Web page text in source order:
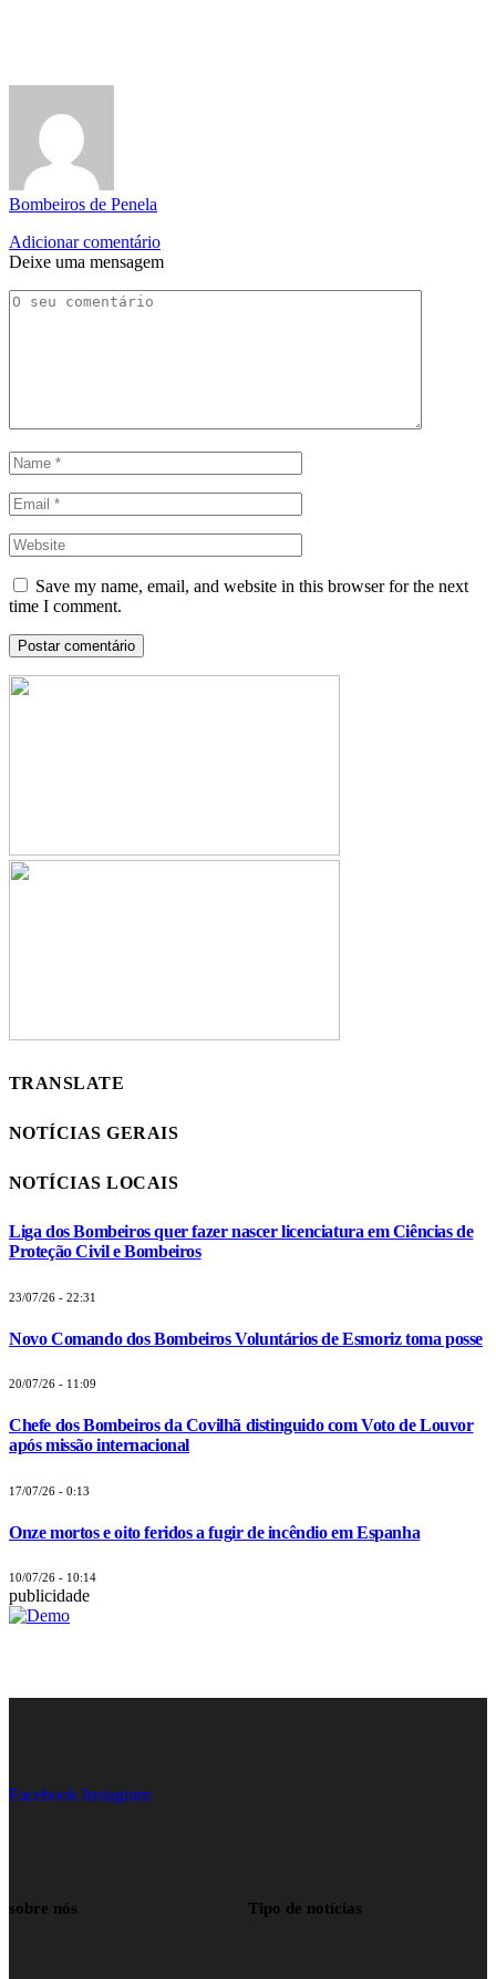
Bombeiros de Penela
Adicionar comentário
Deixe uma mensagem
Save my name, email, and website in this browser for the next
time I comment.
TRANSLATE
NOTÍCIAS GERAIS
NOTÍCIAS LOCAIS
Liga dos Bombeiros quer fazer nascer licenciatura em Ciências de
Proteção Civil e Bombeiros
23/07/26 - 22:31
Novo Comando dos Bombeiros Voluntários de Esmoriz toma posse
20/07/26 - 11:09
Chefe dos Bombeiros da Covilhã distinguido com Voto de Louvor
após missão internacional
17/07/26 - 0:13
Onze mortos e oito feridos a fugir de incêndio em Espanha
10/07/26 - 10:14
publicidade
Facebook Instagram
sobre nós Tipo de notícias